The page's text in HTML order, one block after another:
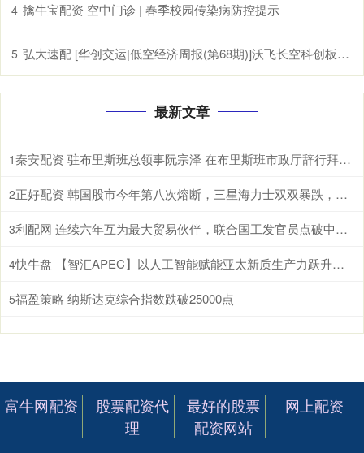
4 擒牛宝配资 空中门诊 | 春季校园传染病防控提示
5 弘大速配 [华创交运|低空经济周报(第68期)]沃飞长空科创板上市辅导已备案, 头部eVTOL企业正加速获市场认可
最新文章
1 秦安配资 驻布里斯班总领事阮宗泽 在布里斯班市政厅辞行拜会市长施林纳。施林纳市
2 正好配资 韩国股市今年第八次熔断，三星海力士双双暴跌，AI泡沫开始破了？ 根据
3 利配网 连续六年互为最大贸易伙伴，联合国工发官员点破中国东盟合作密码 据新华
4 快牛盘 【智汇APEC】以人工智能赋能亚太新质生产力跃升和包容性增长
5福盈策略 纳斯达克综合指数跌破25000点
富牛网配资
股票配资代
理
最好的股票
配资网站
网上配资